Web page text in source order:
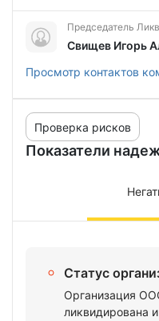
Председатель
Свищев Игорь
Просмотр контактов
Показатели
Проверка рисков
Статус
Организация
ликвидирована